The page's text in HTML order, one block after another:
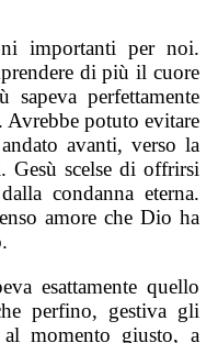
importanti per noi.
di più il cuore
perfettamente
Avrebbe potuto evitare
avanti, verso la
Gesù scelse di offrirsi
condanna eterna.
amore che Dio ha
esattamente quello
perfino, gestiva gli
momento giusto, a